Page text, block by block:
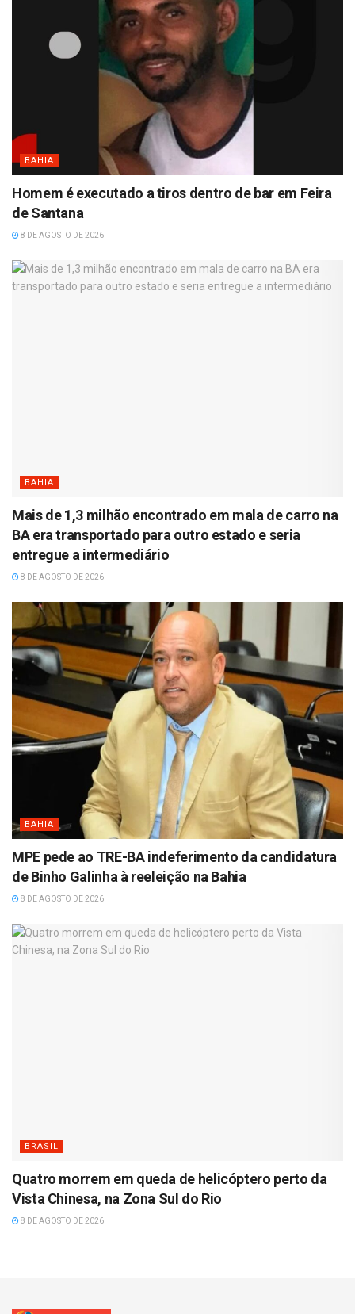
BAHIA
Homem é executado a tiros dentro de bar em Feira
de Santana
8 DE AGOSTO DE 2026
BAHIA
Mais de 1,3 milhão encontrado em mala de carro na
BA era transportado para outro estado e seria
entregue a intermediário
8 DE AGOSTO DE 2026
BAHIA
MPE pede ao TRE-BA indeferimento da candidatura
de Binho Galinha à reeleição na Bahia
8 DE AGOSTO DE 2026
BRASIL
Quatro morrem em queda de helicóptero perto da
Vista Chinesa, na Zona Sul do Rio
8 DE AGOSTO DE 2026